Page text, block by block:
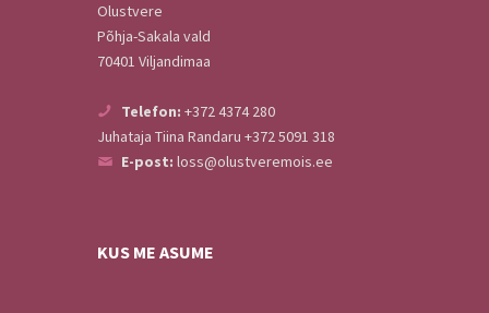
Olustvere
Põhja-Sakala vald
70401 Viljandimaa
Telefon: +372 4374 280
Juhataja Tiina Randaru +372 5091 318
E-post: loss@olustveremois.ee
KUS ME ASUME